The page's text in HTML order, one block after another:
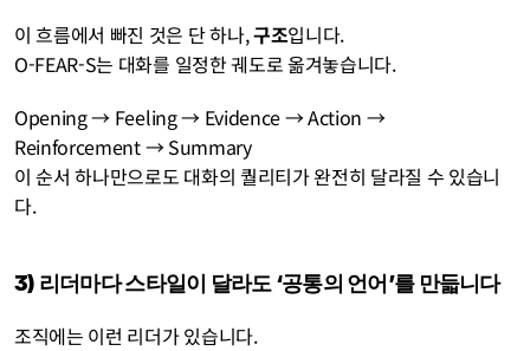
이 흐름에서 빠진 것은 단 하나, 구조입니다.
O-FEAR-S는 대화를 일정한 궤도로 옮겨놓습니다.
Opening → Feeling → Evidence → Action →
Reinforcement → Summary
이 순서 하나만으로도 대화의 퀄리티가 완전히 달라질 수 있습니
다.
3) 리더마다 스타일이 달라도 ‘공통의 언어’를 만듧니다
조직에는 이런 리더가 있습니다.